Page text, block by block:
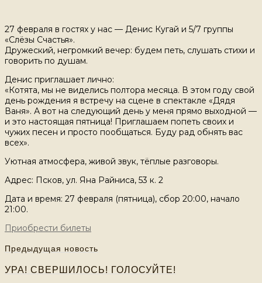
27 февраля в гостях у нас — Денис Кугай и 5/7 группы
«Слёзы Счастья».
Дружеский, негромкий вечер: будем петь, слушать стихи и
говорить по душам.
Денис приглашает лично:
«Котята, мы не виделись полтора месяца. В этом году свой
день рождения я встречу на сцене в спектакле «Дядя
Ваня». А вот на следующий день у меня прямо выходной —
и это настоящая пятница! Приглашаем попеть своих и
чужих песен и просто пообщаться. Буду рад обнять вас
всех».
Уютная атмосфера, живой звук, тёплые разговоры.
Адрес: Псков, ул. Яна Райниса, 53 к. 2
Дата и время: 27 февраля (пятница), сбор 20:00, начало
21:00.
Приобрести билеты
Предыдущая новость
УРА! СВЕРШИЛОСЬ! ГОЛОСУЙТЕ!